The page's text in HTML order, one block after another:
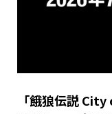
「餓狼伝説